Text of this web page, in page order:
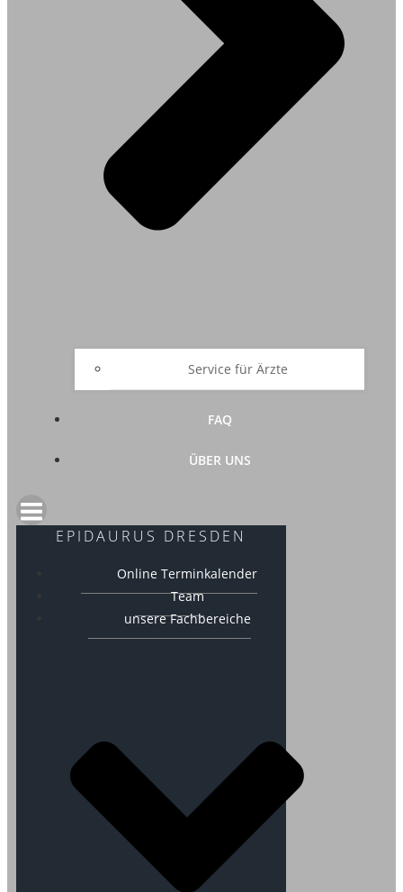
Service für Ärzte
FAQ
ÜBER UNS
EPIDAURUS DRESDEN
Online Terminkalender
Team
unsere Fachbereiche